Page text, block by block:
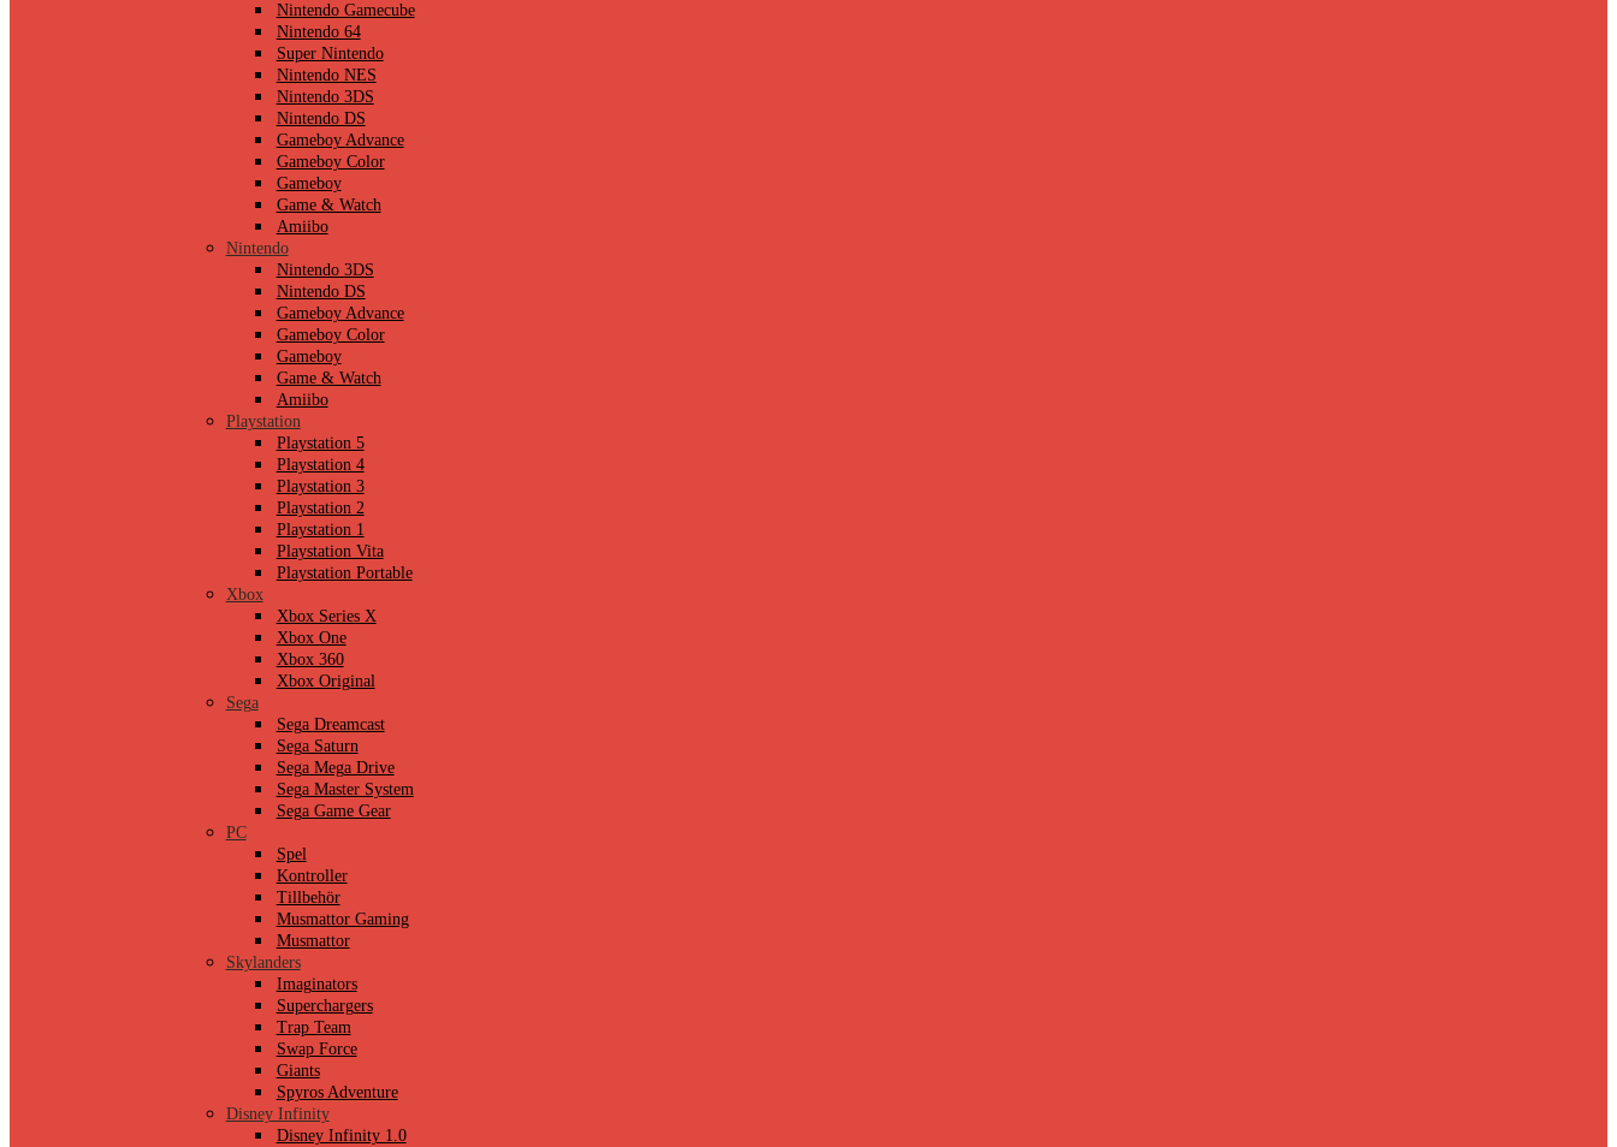
Nintendo Gamecube
Nintendo 64
Super Nintendo
Nintendo NES
Nintendo 3DS
Nintendo DS
Gameboy Advance
Gameboy Color
Gameboy
Game & Watch
Amiibo
Nintendo
Nintendo 3DS
Nintendo DS
Gameboy Advance
Gameboy Color
Gameboy
Game & Watch
Amiibo
Playstation
Playstation 5
Playstation 4
Playstation 3
Playstation 2
Playstation 1
Playstation Vita
Playstation Portable
Xbox
Xbox Series X
Xbox One
Xbox 360
Xbox Original
Sega
Sega Dreamcast
Sega Saturn
Sega Mega Drive
Sega Master System
Sega Game Gear
PC
Spel
Kontroller
Tillbehör
Musmattor Gaming
Musmattor
Skylanders
Imaginators
Superchargers
Trap Team
Swap Force
Giants
Spyros Adventure
Disney Infinity
Disney Infinity 1.0